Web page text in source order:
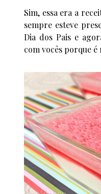
Sim, essa era a
sempre esteve
Dia dos Pais e
com vocês porque